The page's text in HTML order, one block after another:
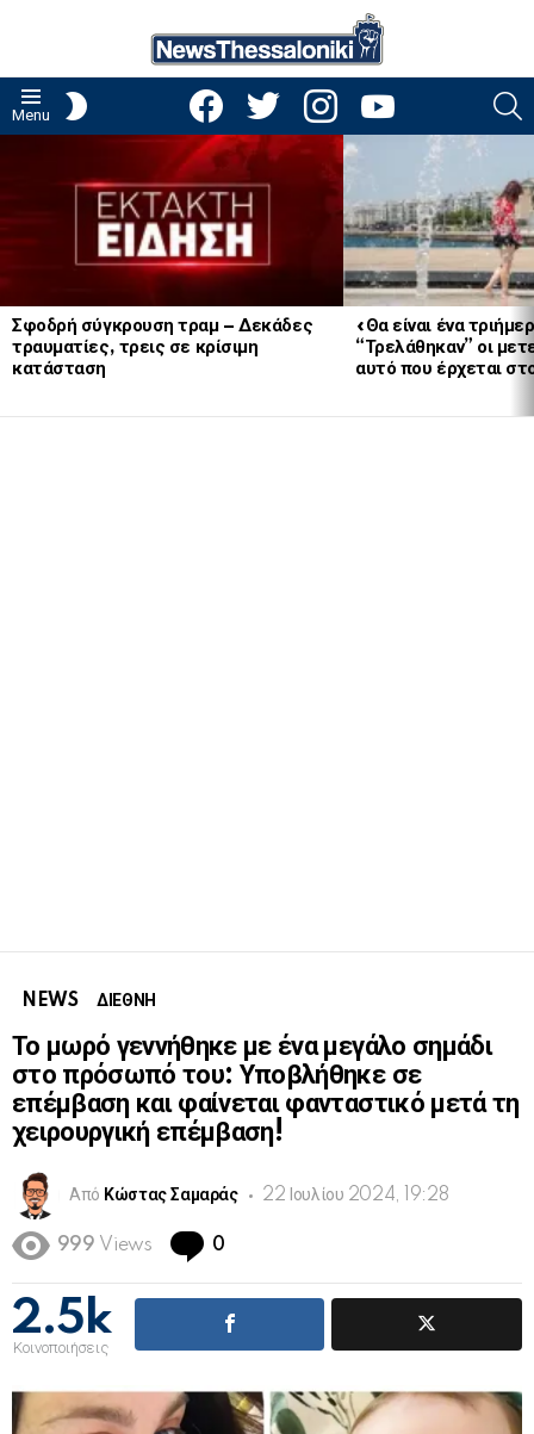
Menu
facebooktwitter instagramyoutube
Σφοδρή σύγκρουση τραμ – Δεκάδες
τραυματίες, τρεις σε κρίσιμη
κατάσταση
«Θα είναι ένα
“Τρελάθηκαν” οι
αυτό που έρχεται
NEWS ΔΙΕΘΝΗ
Το μωρό γεννήθηκε με ένα μεγάλο σημάδι
στο πρόσωπό του: Υποβλήθηκε σε
επέμβαση και φαίνεται φανταστικό μετά τη
χειρουργική επέμβαση!
Από Κώστας Σαμαράς 22 Ιουλίου 2024, 19:28
999 Views 0
2.5k
Κοινοποιήσεις